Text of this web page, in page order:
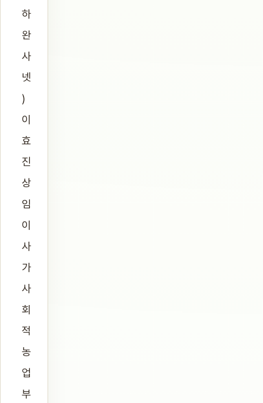
하
완
사
넷
)
이
효
진
상
임
이
사
가
사
회
적
농
업
부